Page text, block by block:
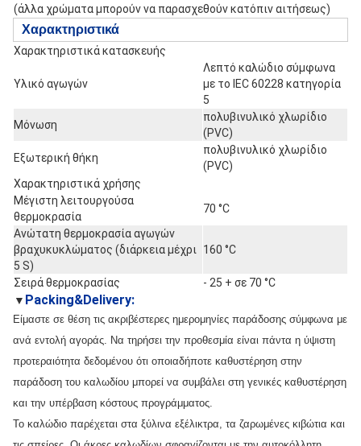
(άλλα χρώματα μπορούν να παρασχεθούν κατόπιν αιτήσεως)
Χαρακτηριστικά
Χαρακτηριστικά κατασκευής
Υλικό αγωγών
Λεπτό καλώδιο σύμφωνα
με το IEC 60228 κατηγορία
5
Μόνωση
πολυβινυλικό χλωρίδιο
(PVC)
Εξωτερική θήκη
πολυβινυλικό χλωρίδιο
(PVC)
Χαρακτηριστικά χρήσης
Μέγιστη λειτουργούσα
θερμοκρασία
70 °C
Ανώτατη θερμοκρασία αγωγών
βραχυκυκλώματος (διάρκεια μέχρι
5 S)
160 °C
Σειρά θερμοκρασίας
- 25 + σε 70 °C
▼ Packing&Delivery:
Είμαστε σε θέση τις ακριβέστερες ημερομηνίες παράδοσης σύμφωνα με
ανά εντολή αγοράς. Να τηρήσει την προθεσμία είναι πάντα η ύψιστη
προτεραιότητα δεδομένου ότι οποιαδήποτε καθυστέρηση στην
παράδοση του καλωδίου μπορεί να συμβάλει στη γενικές καθυστέρηση
και την υπέρβαση κόστους προγράμματος.
Το καλώδιο παρέχεται στα ξύλινα εξέλικτρα, τα ζαρωμένες κιβώτια και